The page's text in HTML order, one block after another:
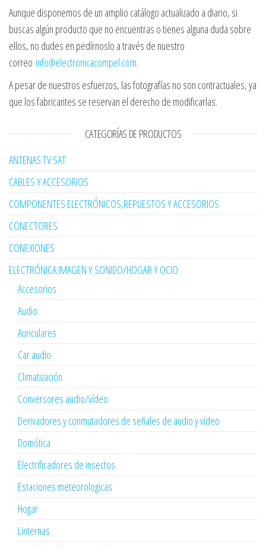
Aunque disponemos de un amplio catálogo actualizado a diario, si
buscas algún producto que no encuentras o tienes alguna duda sobre
ellos, no dudes en pedírnoslo a través de nuestro
correo info@electronicacompel.com.
A pesar de nuestros esfuerzos, las fotografías no son contractuales, ya
que los fabricantes se reservan el derecho de modificarlas.
CATEGORÍAS DE PRODUCTOS
ANTENAS TV SAT
CABLES Y ACCESORIOS
COMPONENTES ELECTRÓNICOS,REPUESTOS Y ACCESORIOS
CONECTORES
CONEXIONES
ELECTRÓNICA:IMAGEN Y SONIDO/HOGAR Y OCIO
Accesorios
Audio
Auriculares
Car audio
Climatización
Conversores audio/vídeo
Derivadores y conmutadores de señales de audio y vídeo
Domótica
Electrificadores de insectos
Estaciones meteorologicas
Hogar
Linternas